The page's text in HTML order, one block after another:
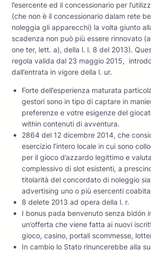
l’esercente ed il concessionario per
(che non è il concessionario dalam rete
noleggia gli apparecchi) la volta giunto
scadenza non può più essere rinnovato
one ter, lett. a), della l. l. 8 del 2013).
regola valida dal 23 maggio 2015,
dall’entrata in vigore della l. ur.
Forte dell’esperienza maturata
gestori sono in tipo di captare in
preferenze e votre esigenze del
within contenuti di avventura.
2864 del 12 dicembre 2014, che
esercizio l’intero locale in cui sono
per il gioco d’azzardo legittimo e
complessivo di slot esistenti, a
titolarità del concordato di noleggio
advertising uno o più esercenti
8 delete 2013 ad opera della l. r.
I bonus pada benvenuto senza bidón
un’offerta che viene fatta ai nuovi
gioco, casino, portali scommesse,
In cambio lo Stato rinuncerebbe alla